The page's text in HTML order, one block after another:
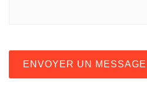
ENVOYER UN MESSAGE